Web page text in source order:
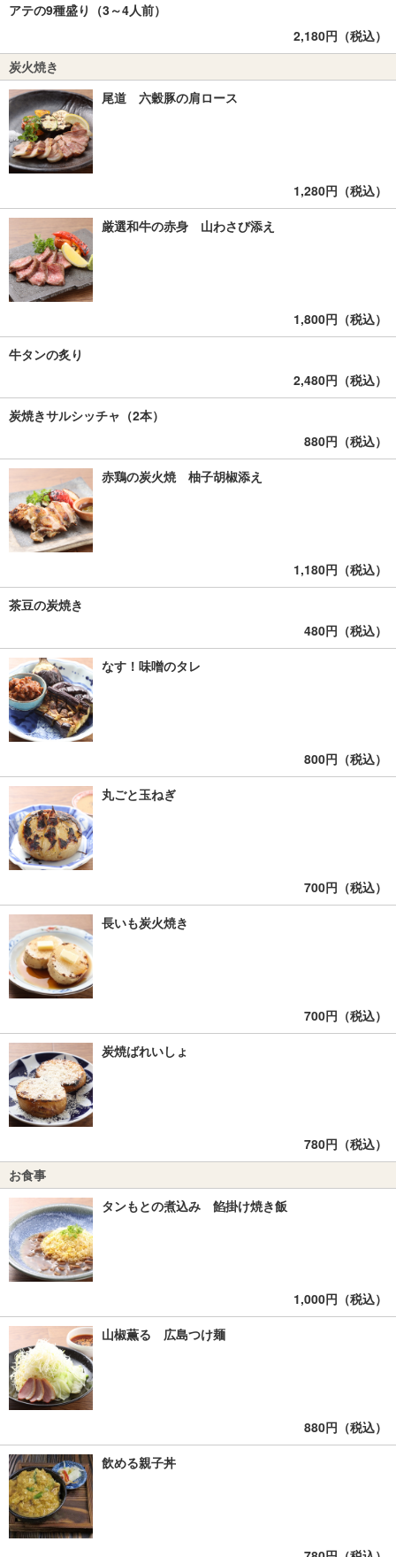
アテの9種盛り（3～4人前）
2,180円（税込）
炭火焼き
尾道 六穀豚の肩ロース
1,280円（税込）
厳選和牛の赤身 山わさび添え
1,800円（税込）
牛タンの炙り
2,480円（税込）
炭焼きサルシッチャ（2本）
880円（税込）
赤鶏の炭火焼 柚子胡椒添え
1,180円（税込）
茶豆の炭焼き
480円（税込）
なす！味噌のタレ
800円（税込）
丸ごと玉ねぎ
700円（税込）
長いも炭火焼き
700円（税込）
炭焼ばれいしょ
780円（税込）
お食事
タンもとの煮込み 餡掛け焼き飯
1,000円（税込）
山椒薫る 広島つけ麺
880円（税込）
飲める親子丼